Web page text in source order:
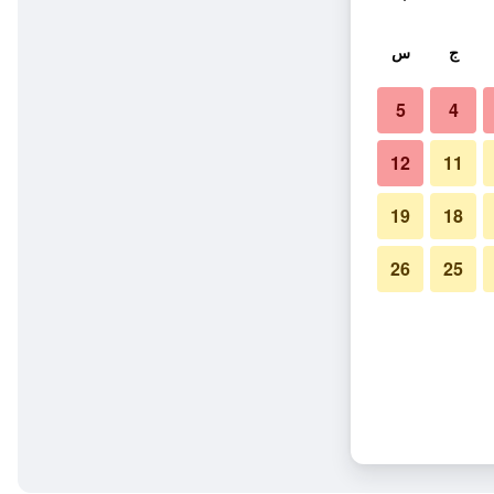
ج س
4
5
11
12
18
19
25
26